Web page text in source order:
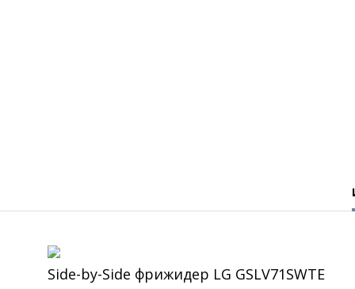
Side-by-Side фрижидер LG GSLV71SWTE